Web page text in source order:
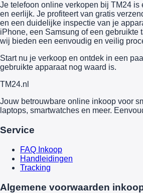
Je telefoon online verkopen bij TM24 is
en eerlijk. Je profiteert van gratis
en een duidelijke inspectie van je
iPhone, een Samsung of een gebruikte
wij bieden een eenvoudig en veilig
Start nu je verkoop en ontdek in een
gebruikte apparaat nog waard is.
TM24.nl
Jouw betrouwbare online inkoop voor
laptops, smartwatches en meer.
Service
FAQ Inkoop
Handleidingen
Tracking
Algemene voorwaarden